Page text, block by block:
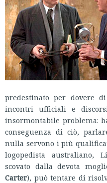
predestinato per dovere
incontri ufficiali e
insormontabile problema:
conseguenza di ciò,
nulla servono i più
logopedista australiano,
scovato dalla devota
Carter), può tentare di